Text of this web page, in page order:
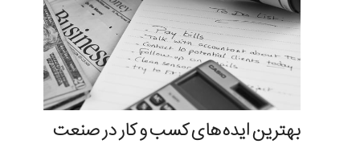
بهترین ایده های کسب و کار در صنعت